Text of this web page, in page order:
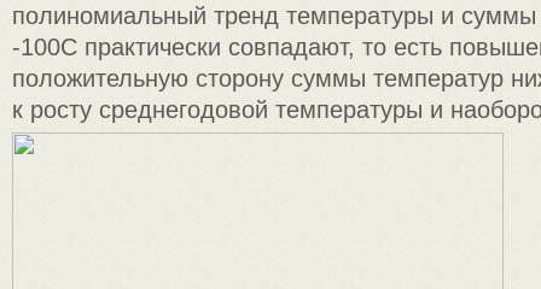
полиномиальный тренд температуры и
-100C практически совпадают, то есть
положительную сторону суммы температур
к росту среднегодовой температуры и